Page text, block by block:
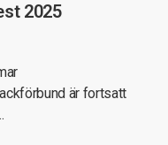
2025
är fortsatt